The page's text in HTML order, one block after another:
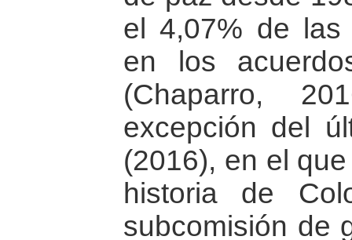
el 4,07% de las
en los
(Chaparro,
excepción del
(2016), en el
historia de
subcomisión de